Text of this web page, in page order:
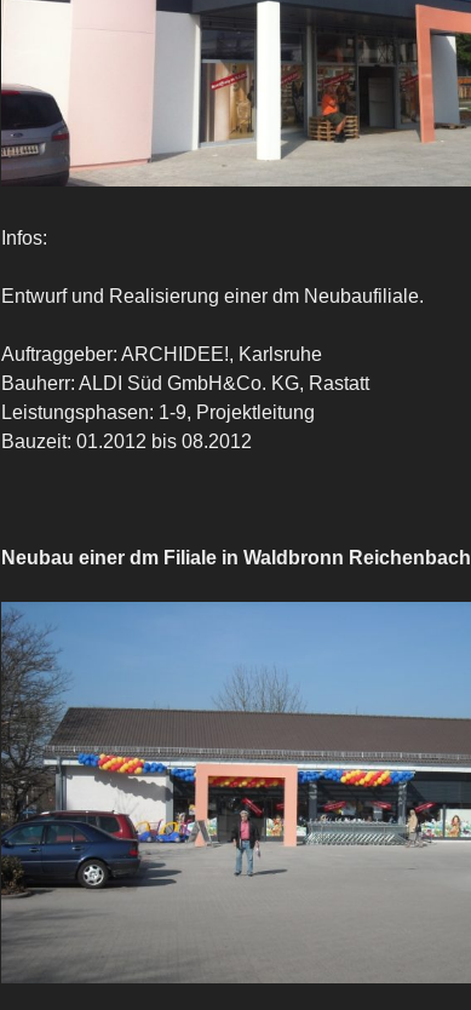
Infos:
Entwurf und Realisierung einer dm Neubaufiliale.
Auftraggeber: ARCHIDEE!, Karlsruhe
Bauherr: ALDI Süd GmbH&Co. KG, Rastatt
Leistungsphasen: 1-9, Projektleitung
Bauzeit: 01.2012 bis 08.2012
Neubau einer dm Filiale in Waldbronn Reichenbach